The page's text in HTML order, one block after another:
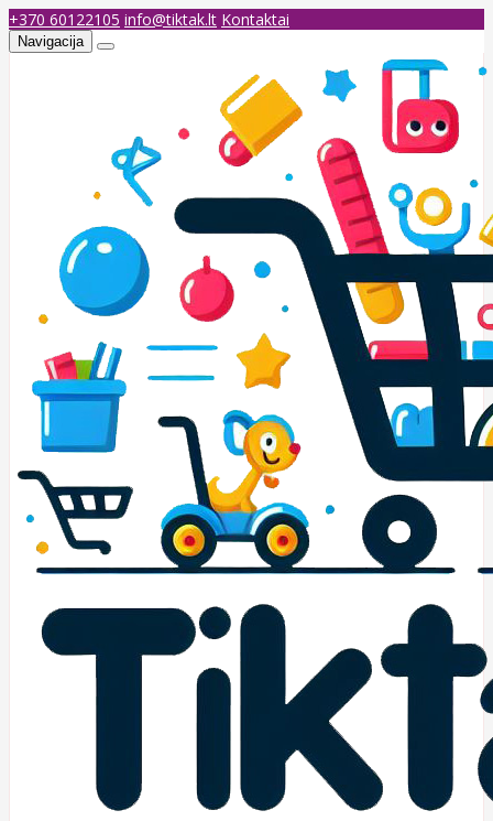
+370 60122105 info@tiktak.lt Kontaktai
Navigacija